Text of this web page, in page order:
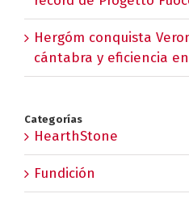
Hergóm conquista
cántabra y eficiencia
Categorías
HearthStone
Fundición